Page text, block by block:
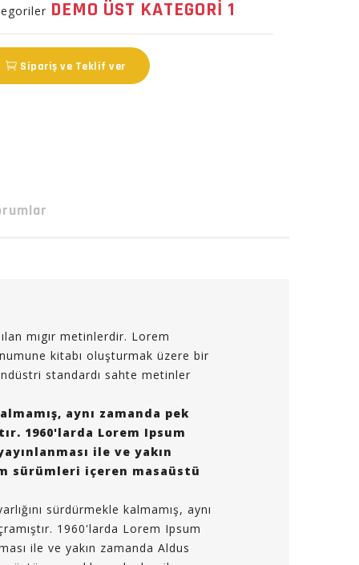
DEMO ÜST KATEGORİ 1
Sipariş ve Teklif ver
mıgır metinlerdir. Lorem
kitabı oluşturmak üzere bir
standardı sahte metinler
aynı zamanda pek
1960'larda Lorem Ipsum
ile ve yakın
sürümleri içeren masaüstü
sürdürmekle kalmamış, aynı
1960'larda Lorem Ipsum
ile ve yakın zamanda Aldus